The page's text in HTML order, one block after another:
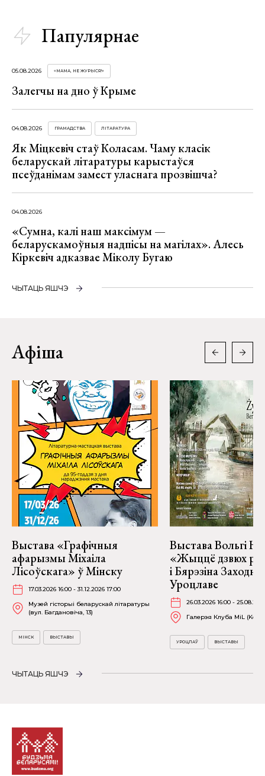
Папулярнае
05.08.2026 «МАМА, НЕ ЖУРЫСЯ!»
Залегчы на дно ў Крыме
04.08.2026 ГРАМАДСТВА ЛІТАРАТУРА
Як Міцкевіч стаў Коласам. Чаму класік
беларускай літаратуры карыстаўся
псеўданімам замест уласнага прозвішча?
04.08.2026
«Сумна, калі наш максімум —
беларускамоўныя надпісы на магілах». Алесь
Кіркевіч адказвае Міколу Бугаю
ЧЫТАЦЬ ЯШЧЭ
Афіша
Выстава «Графічныя
афарызмы Міхаіла
Лісоўскага» ў Мінску
17.03.2026 16:00 - 31.12.2026 17:00
Музей гісторыі беларускай літаратуры
(вул. Багдановіча, 13)
МІНСК ВЫСТАВЫ
Выстава Вольгі
«Жыццё дзвюх
і Бярэзіна
Уроцлаве
26.03.2026 16:00 -
Галерэя Клуба MiL
УРОЦЛАЎ ВЫСТАВЫ
ЧЫТАЦЬ ЯШЧЭ